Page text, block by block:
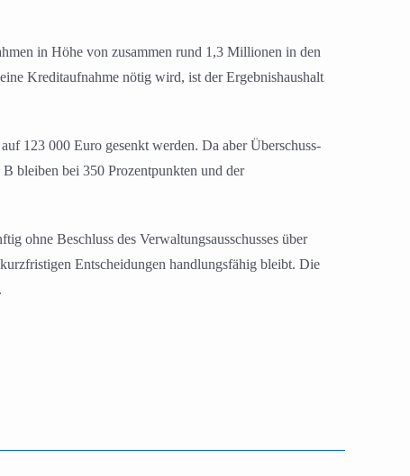
in Höhe von zusammen rund 1,3 Millionen in den
Kreditaufnahme nötig wird, ist der Ergebnishaushalt
123 000 Euro gesenkt werden. Da aber Überschuss-
bleiben bei 350 Prozentpunkten und der
ohne Beschluss des Verwaltungsausschusses über
Entscheidungen handlungsfähig bleibt. Die